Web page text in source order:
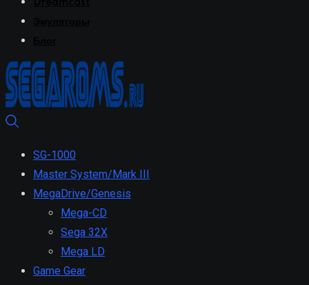
SG-1000
Master System/Mark III
MegaDrive/Genesis
Mega-CD
Sega 32X
Mega LD
Game Gear